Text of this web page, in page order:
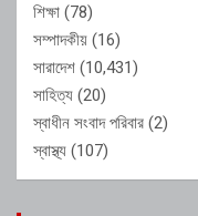
শিক্ষা (78)
সম্পাদকীয় (16)
সারাদেশ (10,431)
সাহিত্য (20)
স্বাধীন সংবাদ পরিবার (2)
স্বাস্থ্য (107)